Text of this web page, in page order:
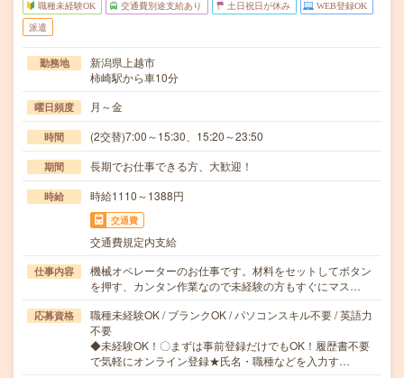
職種未経験OK 交通費別途支給あり 土日祝日が休み WEB登録OK
派遣
勤務地
新潟県上越市
柿崎駅から車10分
曜日頻度 月～金
時間 (2交替)7:00～15:30、15:20～23:50
期間 長期でお仕事できる方、大歓迎！
時給 時給1110～1388円
交通費
交通費規定内支給
仕事内容
機械オペレーターのお仕事です。材料をセットしてボタン
を押す、カンタン作業なので未経験の方もすぐにマス…
応募資格
職種未経験OK / ブランクOK / パソコンスキル不要 / 英語力
不要
◆未経験OK！〇まずは事前登録だけでもOK！履歴書不要
で気軽にオンライン登録★氏名・職種などを入力す…